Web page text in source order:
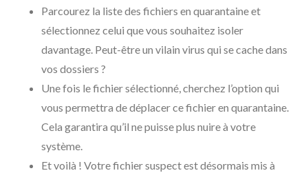
Parcourez la liste des fichiers en quarantaine et
sélectionnez celui que vous souhaitez isoler
davantage. Peut-être un vilain virus qui se cache dans
vos dossiers ?
Une fois le fichier sélectionné, cherchez l’option qui
vous permettra de déplacer ce fichier en quarantaine.
Cela garantira qu’il ne puisse plus nuire à votre
système.
Et voilà ! Votre fichier suspect est désormais mis à